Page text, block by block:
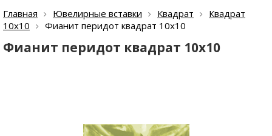
Главная Ювелирные вставки Квадрат
Квадрат
10х10
Фианит перидот квадрат 10х10
Фианит перидот квадрат 10х10